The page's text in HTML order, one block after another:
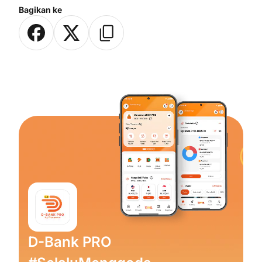
Bagikan ke
D-Bank PRO